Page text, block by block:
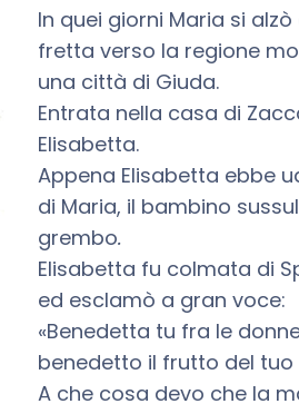
In quei giorni Maria si
fretta verso la regione
una città di Giuda.
Entrata nella casa di
Elisabetta.
Appena Elisabetta ebbe
di Maria, il bambino
grembo.
Elisabetta fu colmata di
ed esclamò a gran voce:
«Benedetta tu fra le
benedetto il frutto del
A che cosa devo che la